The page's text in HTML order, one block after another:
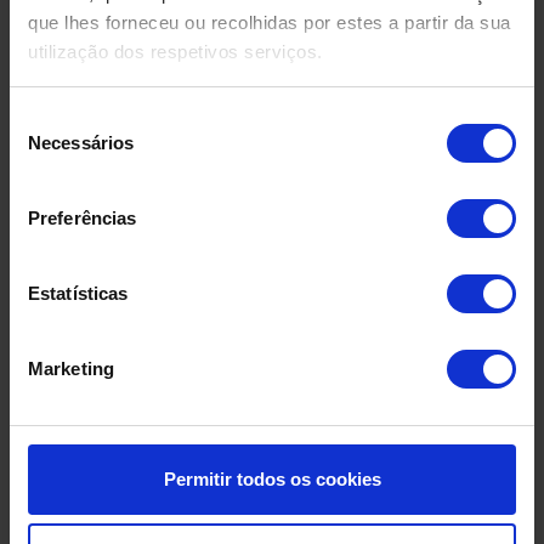
que lhes forneceu ou recolhidas por estes a partir da sua
utilização dos respetivos serviços.
Necessários
Preferências
Estatísticas
Marketing
Permitir todos os cookies
VIDRO USADO